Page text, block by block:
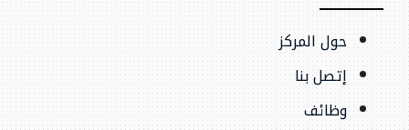
حول المركز
إتصل بنا
وظائف